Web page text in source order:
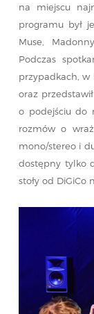
na miejscu
programu był
Muse,
Podczas
przypadkach, w
oraz
o podejściu do
rozmów o
mono/stereo i
dostępny tylko
stoły od DiGiCo